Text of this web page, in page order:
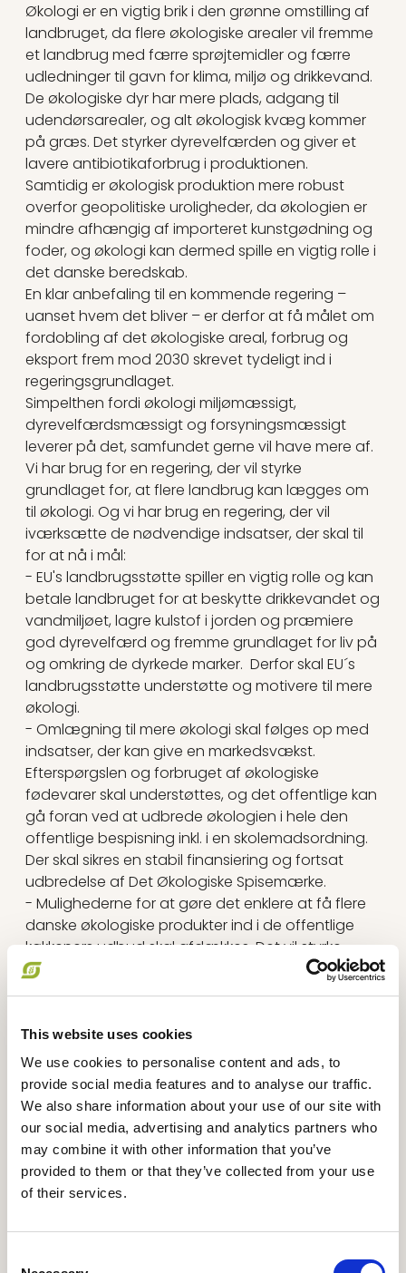
This website uses cookies
We use cookies to personalise content and ads, to
provide social media features and to analyse our traffic.
We also share information about your use of our site with
our social media, advertising and analytics partners who
may combine it with other information that you’ve
provided to them or that they’ve collected from your use
of their services.
Økologi er en vigtig brik i den grønne omstilling af
landbruget, da flere økologiske arealer vil fremme
et landbrug med færre sprøjtemidler og færre
udledninger til gavn for klima, miljø og drikkevand.
De økologiske dyr har mere plads, adgang til
udendørsarealer, og alt økologisk kvæg kommer
på græs. Det styrker dyrevelfærden og giver et
lavere antibiotikaforbrug i produktionen.
Samtidig er økologisk produktion mere robust
overfor geopolitiske uroligheder, da økologien er
mindre afhængig af importeret kunstgødning og
foder, og økologi kan dermed spille en vigtig rolle i
det danske beredskab.
En klar anbefaling til en kommende regering –
uanset hvem det bliver – er derfor at få målet om
fordobling af det økologiske areal, forbrug og
eksport frem mod 2030 skrevet tydeligt ind i
regeringsgrundlaget.
Simpelthen fordi økologi miljømæssigt,
dyrevelfærdsmæssigt og forsyningsmæssigt
leverer på det, samfundet gerne vil have mere af.
Vi har brug for en regering, der vil styrke
grundlaget for, at flere landbrug kan lægges om
til økologi. Og vi har brug en regering, der vil
iværksætte de nødvendige indsatser, der skal til
for at nå i mål:
- EU's landbrugsstøtte spiller en vigtig rolle og kan
betale landbruget for at beskytte drikkevandet og
vandmiljøet, lagre kulstof i jorden og præmiere
god dyrevelfærd og fremme grundlaget for liv på
og omkring de dyrkede marker. Derfor skal EU´s
landbrugsstøtte understøtte og motivere til mere
økologi.
- Omlægning til mere økologi skal følges op med
indsatser, der kan give en markedsvækst.
Efterspørgslen og forbruget af økologiske
fødevarer skal understøttes, og det offentlige kan
gå foran ved at udbrede økologien i hele den
offentlige bespisning inkl. i en skolemadsordning.
Der skal sikres en stabil finansiering og fortsat
udbredelse af Det Økologiske Spisemærke.
- Mulighederne for at gøre det enklere at få flere
danske økologiske produkter ind i de offentlige
køkkeners udbud skal afdækkes. Det vil styrke
dansk fødevareforsyning og fremme livet i
landdistrikterne samtidigt med, vi får flere sunde
- Det skal være nemmere at være en lille
producent med primærproduktion og direkte
afsætning. Derfor skal Småskalapakken udvides,
så den sikrer flere byrdelettelser i relation til
fødevarekontrol og tilskudsordninger.
- Mange flere skal have mulighed for at købe
økologi både planteprodukter og produkter fra
dyr og for nogle forbrugere er merprisen en
samfundsøkonomien i landbruget ved omstilling